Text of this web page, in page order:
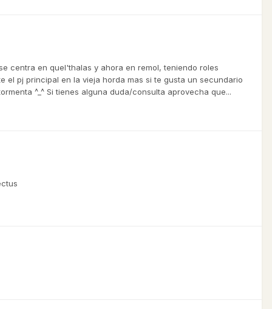
centra en quel'thalas y ahora en remol, teniendo roles
pj principal en la vieja horda mas si te gusta un secundario
^_^ Si tienes alguna duda/consulta aprovecha que...